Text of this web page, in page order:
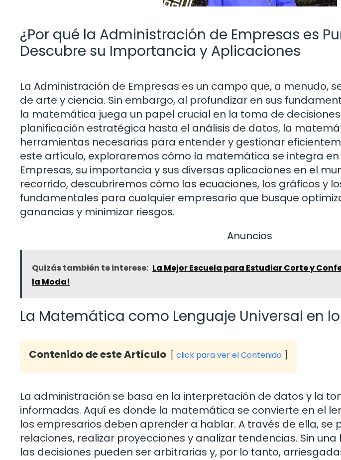
¿Por qué la Administración de Empresas es
Descubre su Importancia y Aplicaciones
La Administración de Empresas es un campo que, a menudo,
de arte y ciencia. Sin embargo, al profundizar en sus
la matemática juega un papel crucial en la toma de
planificación estratégica hasta el análisis de datos, la
herramientas necesarias para entender y gestionar
este artículo, exploraremos cómo la matemática se integra
Empresas, su importancia y sus diversas aplicaciones en el
recorrido, descubriremos cómo las ecuaciones, los gráficos y
fundamentales para cualquier empresario que busque
ganancias y minimizar riesgos.
Anuncios
Quizás también te interese: La Mejor Escuela para Estudiar Corte y
la Moda!
La Matemática como Lenguaje Universal en
Contenido de este Artículo click para ver el Contenido
La administración se basa en la interpretación de datos y la
informadas. Aquí es donde la matemática se convierte en el
los empresarios deben aprender a hablar. A través de ella, se
relaciones, realizar proyecciones y analizar tendencias. Sin
las decisiones pueden ser arbitrarias y, por lo tanto,